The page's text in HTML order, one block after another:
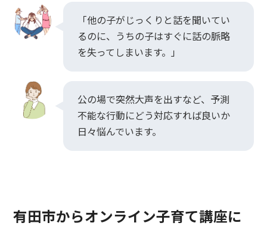
「他の子がじっくりと話を聞いてい
るのに、うちの子はすぐに話の脈略
を失ってしまいます。」
公の場で突然大声を出すなど、予測
不能な行動にどう対応すれば良いか
日々悩んでいます。
有田市からオンライン子育て講座に